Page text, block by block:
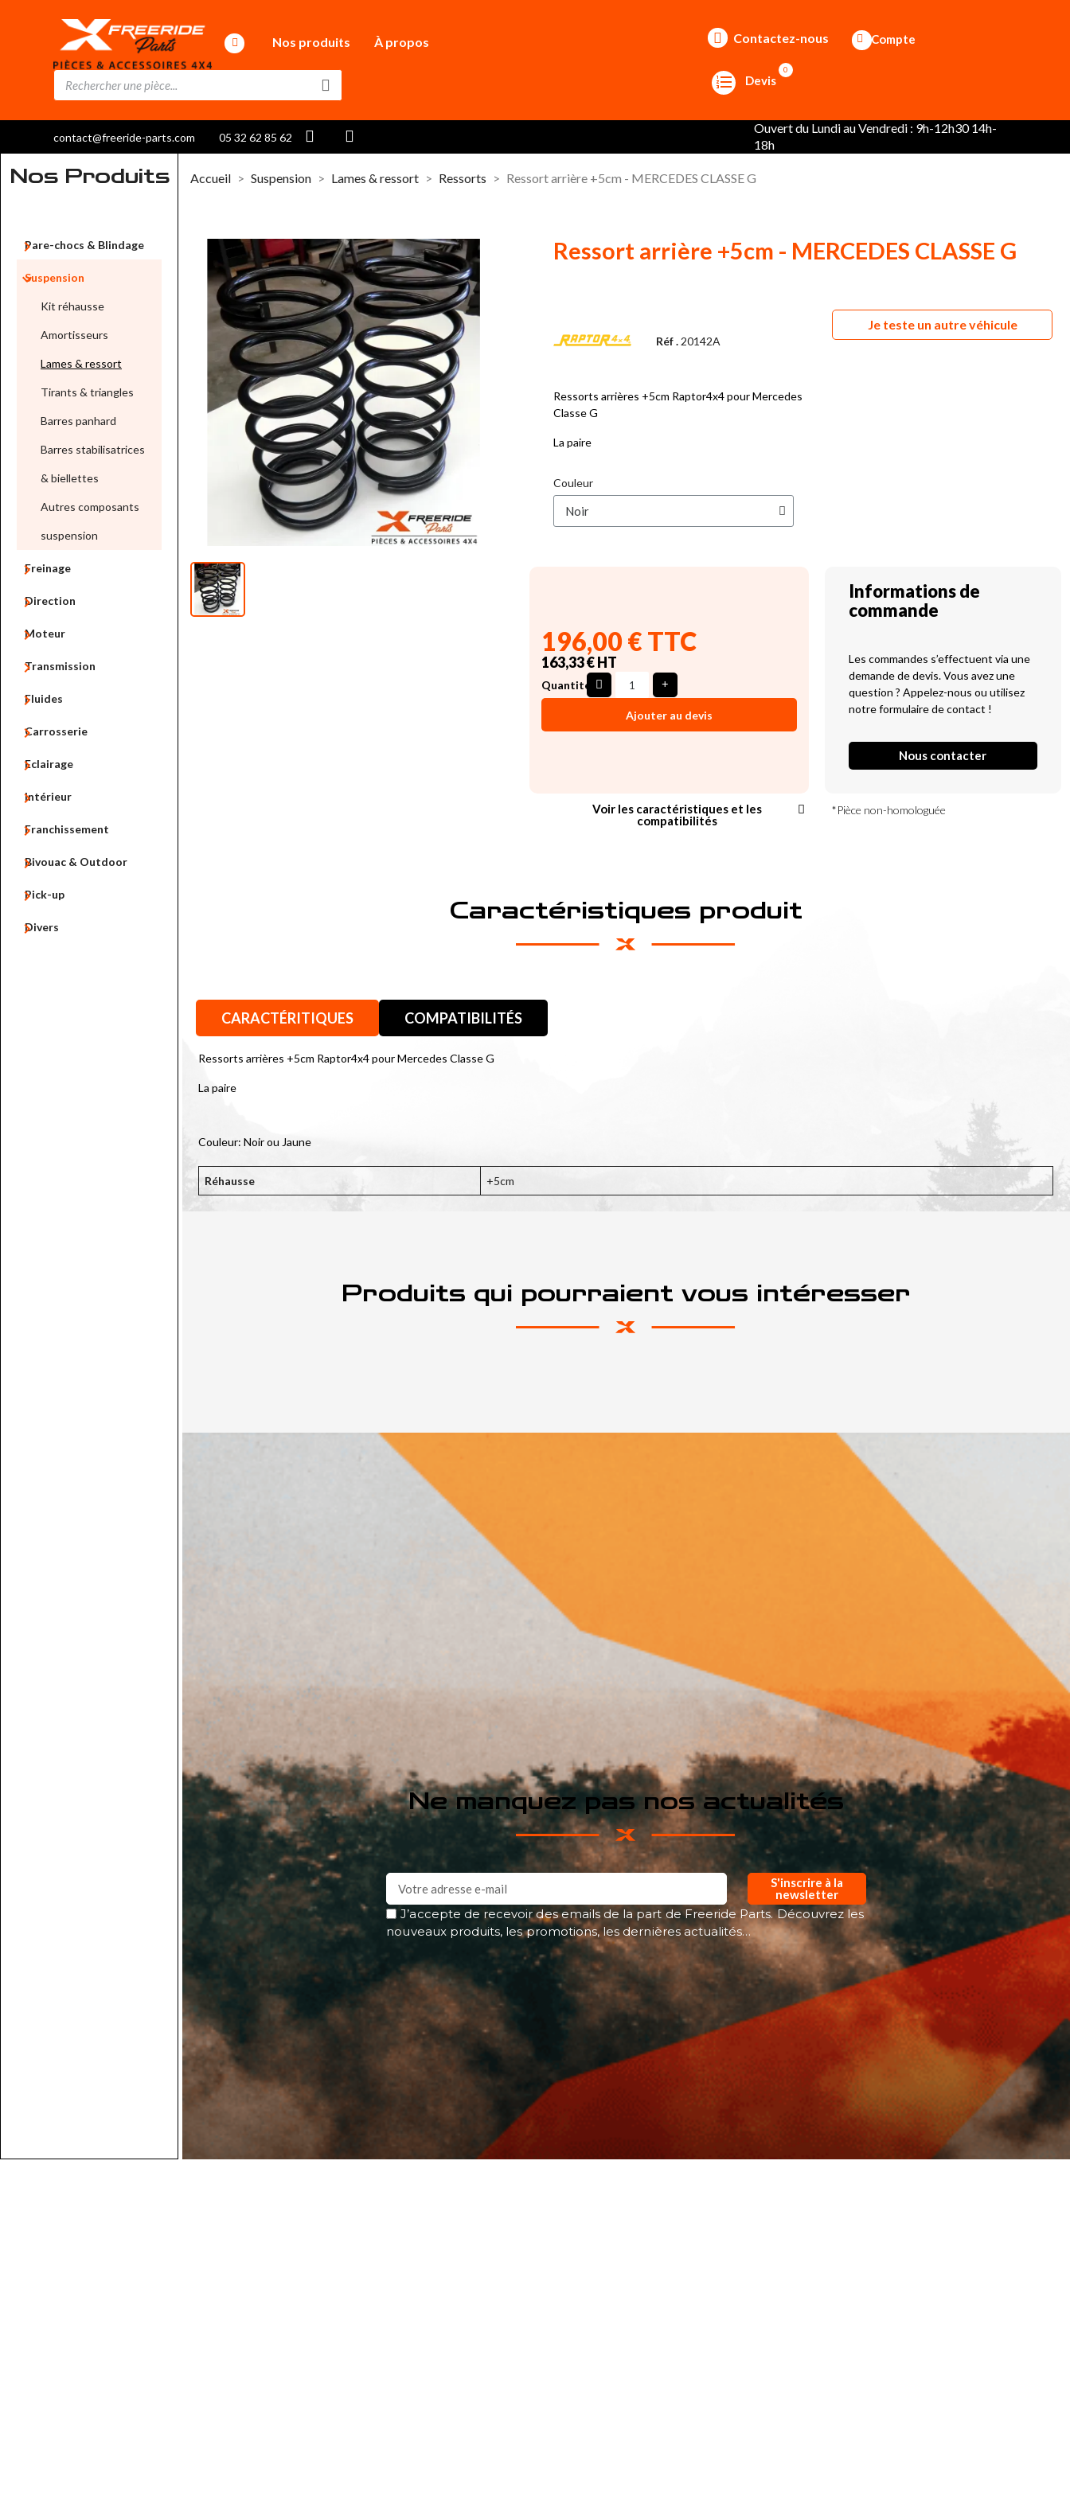
Nos produits À propos Contactez-nous Compte
Devis
0
contact@freeride-parts.com 05 32 62 85 62
Ouvert du Lundi au Vendredi : 9h-12h30 14h-
18h
Accueil Suspension Lames & ressort Ressorts Ressort arrière +5cm - MERCEDES CLASSE G
Nos Produits
Pare-chocs & Blindage

Suspension

Kit réhausse
Amortisseurs
Lames & ressort
Tirants & triangles
Barres panhard
Barres stabilisatrices
& biellettes
Autres composants
suspension
Freinage

Direction

Moteur

Transmission

Fluides

Carrosserie

Eclairage

Intérieur

Franchissement

Bivouac & Outdoor

Pick-up

Divers

Ressort arrière +5cm - MERCEDES CLASSE G
Réf . 20142A
Ressorts arrières +5cm Raptor4x4 pour Mercedes
Classe G
La paire
Couleur
Je teste un autre véhicule
196,00 € TTC
163,33 € HT
Quantité
Ajouter au devis
Informations de
commande
Les commandes s’effectuent via une
demande de devis. Vous avez une
question ? Appelez-nous ou utilisez
notre formulaire de contact !
Nous contacter
Voir les caractéristiques et les
compatibilités
*Pièce non-homologuée
Caractéristiques produit
CARACTÉRITIQUES COMPATIBILITÉS
Ressorts arrières +5cm Raptor4x4 pour Mercedes Classe G
La paire
Couleur: Noir ou Jaune
Réhausse +5cm
Produits qui pourraient vous intéresser
Ne manquez pas nos actualités
S'inscrire à la
newsletter
J’accepte de recevoir des emails de la part de Freeride Parts. Découvrez les
nouveaux produits, les promotions, les dernières actualités…